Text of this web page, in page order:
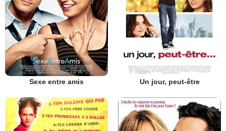
Sexe entre amis Un jour, peut-être